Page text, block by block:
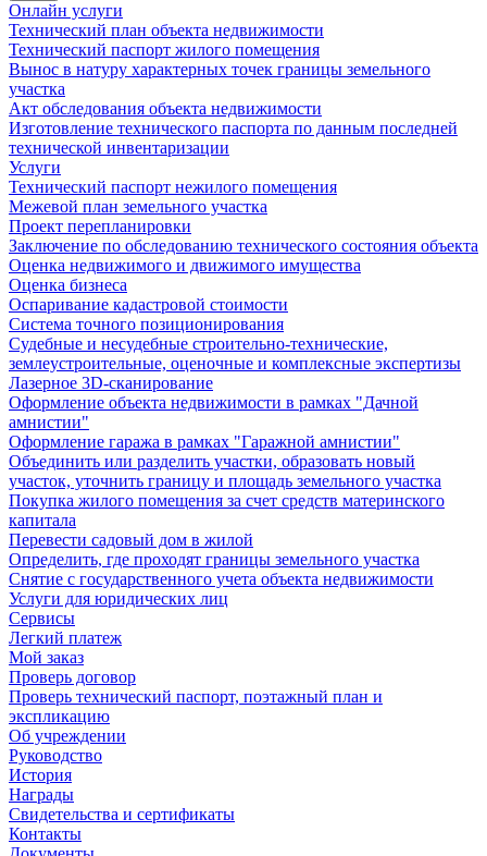
Онлайн услуги
Технический план объекта недвижимости
Технический паспорт жилого помещения
Вынос в натуру характерных точек границы земельного
участка
Акт обследования объекта недвижимости
Изготовление технического паспорта по данным последней
технической инвентаризации
Услуги
Технический паспорт нежилого помещения
Межевой план земельного участка
Проект перепланировки
Заключение по обследованию технического состояния объекта
Оценка недвижимого и движимого имущества
Оценка бизнеса
Оспаривание кадастровой стоимости
Система точного позиционирования
Судебные и несудебные строительно-технические,
землеустроительные, оценочные и комплексные экспертизы
Лазерное 3D-сканирование
Оформление объекта недвижимости в рамках "Дачной
амнистии"
Оформление гаража в рамках "Гаражной амнистии"
Объединить или разделить участки, образовать новый
участок, уточнить границу и площадь земельного участка
Покупка жилого помещения за счет средств материнского
капитала
Перевести садовый дом в жилой
Определить, где проходят границы земельного участка
Снятие с государственного учета объекта недвижимости
Услуги для юридических лиц
Сервисы
Легкий платеж
Мой заказ
Проверь договор
Проверь технический паспорт, поэтажный план и
экспликацию
Об учреждении
Руководство
История
Награды
Свидетельства и сертификаты
Контакты